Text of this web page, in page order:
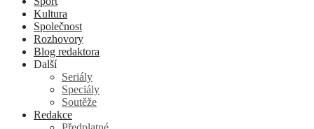
Kultura
Společnost
Rozhovory
Blog redaktora
Další
Seriály
Speciály
Soutěže
Redakce